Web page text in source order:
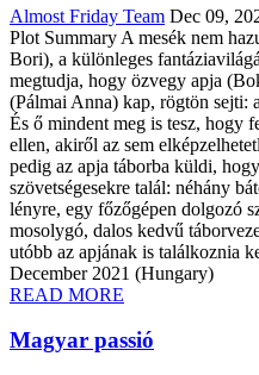
Almost Friday Team Dec 09,
Plot Summary A mesék nem
Bori), a különleges
megtudja, hogy özvegy apja
(Pálmai Anna) kap, rögtön sejti:
És ő mindent meg is tesz, hogy
ellen, akiről az sem
pedig az apja táborba küldi,
szövetségesekre talál: néhány
lényre, egy főzőgépen dolgozó
mosolygó, dalos kedvű
utóbb az apjának is találkoznia
December 2021 (Hungary)
READ MORE
Magyar passió